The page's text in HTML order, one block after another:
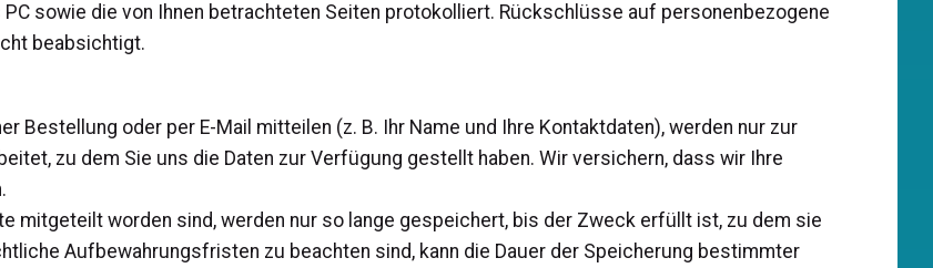
sowie die von Ihnen betrachteten Seiten protokolliert. Rückschlüsse auf personenbezogene
beabsichtigt.
Bestellung oder per E-Mail mitteilen (z. B. Ihr Name und Ihre Kontaktdaten), werden nur zur
zu dem Sie uns die Daten zur Verfügung gestellt haben. Wir versichern, dass wir Ihre
mitgeteilt worden sind, werden nur so lange gespeichert, bis der Zweck erfüllt ist, zu dem sie
Aufbewahrungsfristen zu beachten sind, kann die Dauer der Speicherung bestimmter